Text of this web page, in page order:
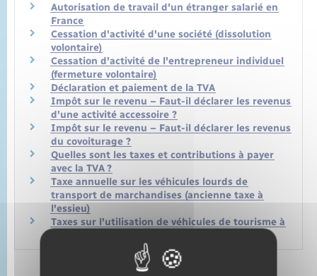
Autorisation de travail d'un étranger salarié en
France
Cessation d'activité d'une société (dissolution
volontaire)
Cessation d'activité de l'entrepreneur individuel
(fermeture volontaire)
Déclaration et paiement de la TVA
Impôt sur le revenu – Faut-il déclarer les revenus
d'une activité accessoire ?
Impôt sur le revenu – Faut-il déclarer les revenus
du covoiturage ?
Quelles sont les taxes et contributions à payer
avec la TVA ?
Taxe annuelle sur les véhicules lourds de
transport de marchandises (ancienne taxe à
l'essieu)
Taxes sur l'utilisation de véhicules de tourisme à